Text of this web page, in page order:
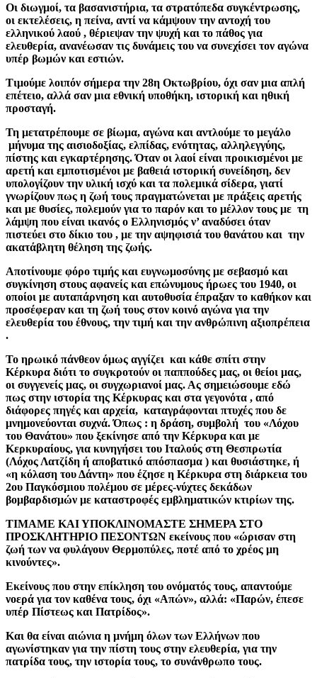
Οι διωγμοί, τα βασανιστήρια, τα στρατόπεδα συγκέντρωσης,
οι εκτελέσεις, η πείνα, αντί να κάμψουν την αντοχή του
ελληνικού λαού , θέριεψαν την ψυχή και το πάθος για
ελευθερία, ανανέωσαν τις δυνάμεις του να συνεχίσει τον αγώνα
υπέρ βωμών και εστιών.
Τιμούμε λοιπόν σήμερα την 28η Οκτωβρίου, όχι σαν μια απλή
επέτειο, αλλά σαν μια εθνική υποθήκη, ιστορική και ηθική
προσταγή.
Τη μετατρέπουμε σε βίωμα, αγώνα και αντλούμε το μεγάλο
μήνυμα της αισιοδοξίας, ελπίδας, ενότητας, αλληλεγγύης,
πίστης και εγκαρτέρησης.Όταν οι λαοί είναι προικισμένοι με
αρετή και εμποτισμένοι με βαθειά ιστορική συνείδηση, δεν
υπολογίζουν την υλική ισχύ και τα πολεμικά σίδερα, γιατί
γνωρίζουν πως η ζωή τους πραγματώνεται με πράξεις αρετής
και με θυσίες, πολεμούν για το παρόν και το μέλλον τους με τη
λάμψη που είναι ικανός ο Ελληνισμός ν’ αναδύσει όταν
πιστεύει στο δίκιο του , με την αψηφισιά του θανάτου και την
ακατάβλητη θέληση της ζωής.
Αποτίνουμε φόρο τιμής και ευγνωμοσύνης με σεβασμό και
συγκίνηση στους αφανείς και επώνυμους ήρωες του 1940, οι
οποίοι με αυταπάρνηση και αυτοθυσία έπραξαν το καθήκον και
προσέφεραν και τη ζωή τους στον κοινό αγώνα για την
ελευθερία του έθνους, την τιμή και την ανθρώπινη αξιοπρέπεια
.
Το ηρωικό πάνθεον όμως αγγίζει και κάθε σπίτι στην
Κέρκυρα διότι το συγκροτούν οι παππούδες μας, οι θείοι μας,
οι συγγενείς μας, οι συγχωριανοί μας. Ας σημειώσουμε εδώ
πως στην ιστορία της Κέρκυρας και στα γεγονότα , από
διάφορες πηγές και αρχεία, καταγράφονται πτυχές που δε
μνημονεύονται συχνά. Όπως : η δράση, συμβολή του «Λόχου
του Θανάτου» που ξεκίνησε από την Κέρκυρα και με
Κερκυραίους, για κυνηγήσει του Ιταλούς στη Θεσπρωτία
(Λόχος Λατζίδη ή αποβατικό απόσπασμα ) και θυσιάστηκε, ή
«η κόλαση του Δάντη» που έζησε η Κέρκυρα στη διάρκεια του
2ου Παγκόσμιου πολέμου σε μέρες-νύχτες δεκάδων
βομβαρδισμών με καταστροφές εμβληματικών κτιρίων της.
ΤΙΜΑΜΕ ΚΑΙ ΥΠΟΚΛΙΝΟΜΑΣΤΕ ΣΗΜΕΡΑ ΣΤΟ
ΠΡΟΣΚΛΗΤΗΡΙΟ ΠΕΣΟΝΤΩΝ εκείνους που «ώρισαν στη
ζωή των να φυλάγουν Θερμοπύλες, ποτέ από το χρέος μη
κινούντες».
Εκείνους που στην επίκληση του ονόματός τους, απαντούμε
νοερά για τον καθένα τους, όχι «Απών», αλλά: «Παρών, έπεσε
υπέρ Πίστεως και Πατρίδος».
Και θα είναι αιώνια η μνήμη όλων των Ελλήνων που
αγωνίστηκαν για την πίστη τους στην ελευθερία, για την
πατρίδα τους, την ιστορία τους, το συνάνθρωπο τους.